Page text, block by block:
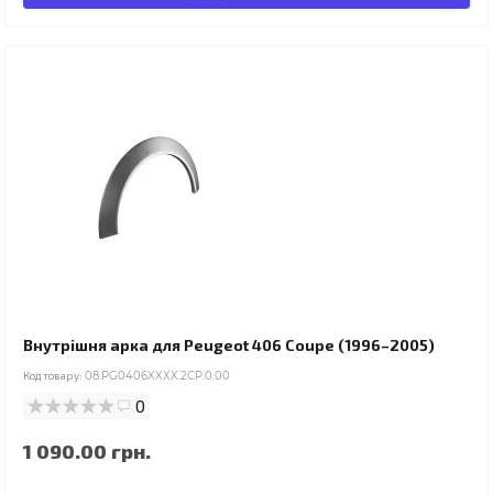
Внутрішня арка для Peugeot 406 Coupe (1996–2005)
Код товару: 08.PG0406XXXX.2CP.0.00
0
1 090.00 грн.